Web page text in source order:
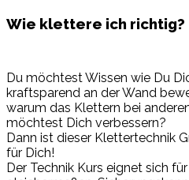
Wie klettere ich richtig?
Du möchtest Wissen wie Du
kraftsparend an der Wand
warum das Klettern bei
möchtest Dich verbessern?
Dann ist dieser Klettertechnik
für Dich!
Der Technik Kurs eignet sich